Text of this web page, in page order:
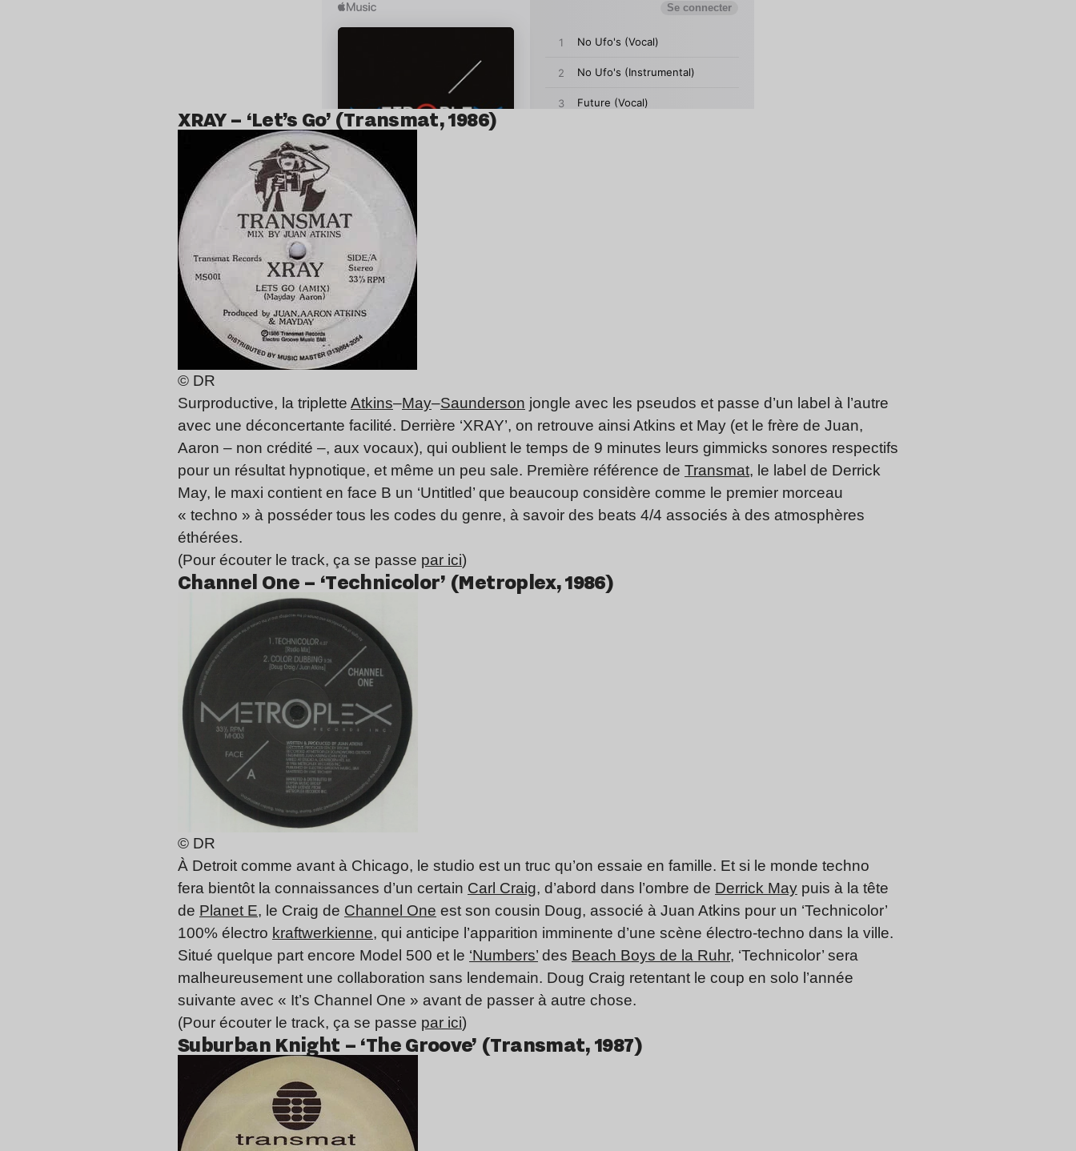
XRAY – ‘Let’s Go’ (Transmat, 1986)
© DR
Surproductive, la triplette Atkins–May–Saunderson jongle avec les pseudos et passe d’un label à l’autre
avec une déconcertante facilité. Derrière ‘XRAY’, on retrouve ainsi Atkins et May (et le frère de Juan,
Aaron – non crédité –, aux vocaux), qui oublient le temps de 9 minutes leurs gimmicks sonores respectifs
pour un résultat hypnotique, et même un peu sale. Première référence de Transmat, le label de Derrick
May, le maxi contient en face B un ‘Untitled’ que beaucoup considère comme le premier morceau
« techno » à posséder tous les codes du genre, à savoir des beats 4/4 associés à des atmosphères
éthérées.
(Pour écouter le track, ça se passe par ici)
Channel One – ‘Technicolor’ (Metroplex, 1986)
© DR
À Detroit comme avant à Chicago, le studio est un truc qu’on essaie en famille. Et si le monde techno
fera bientôt la connaissances d’un certain Carl Craig, d’abord dans l’ombre de Derrick May puis à la tête
de Planet E, le Craig de Channel One est son cousin Doug, associé à Juan Atkins pour un ‘Technicolor’
100% électro kraftwerkienne, qui anticipe l’apparition imminente d’une scène électro-techno dans la ville.
Situé quelque part encore Model 500 et le ‘Numbers’ des Beach Boys de la Ruhr, ‘Technicolor’ sera
malheureusement une collaboration sans lendemain. Doug Craig retentant le coup en solo l’année
suivante avec « It’s Channel One » avant de passer à autre chose.
(Pour écouter le track, ça se passe par ici)
Suburban Knight – ‘The Groove’ (Transmat, 1987)